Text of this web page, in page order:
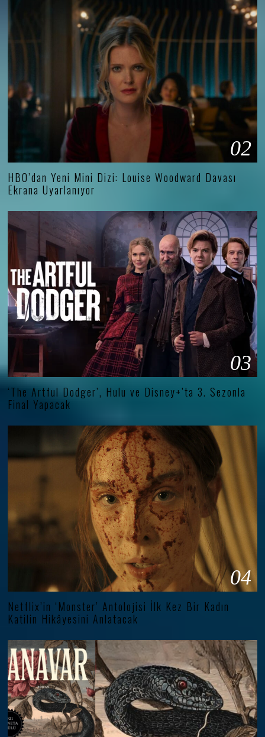
02
HBO’dan Yeni Mini Dizi: Louise Woodward Davası
Ekrana Uyarlanıyor
03
‘The Artful Dodger’, Hulu ve Disney+’ta 3. Sezonla
Final Yapacak
04
Netflix’in ‘Monster’ Antolojisi İlk Kez Bir Kadın
Katilin Hikâyesini Anlatacak